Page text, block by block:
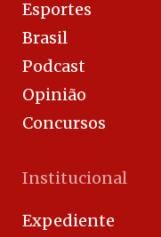
Esportes
Brasil
Podcast
Opinião
Concursos
Institucional
Expediente